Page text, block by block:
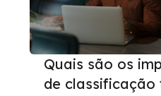
Quais são os
de classificação